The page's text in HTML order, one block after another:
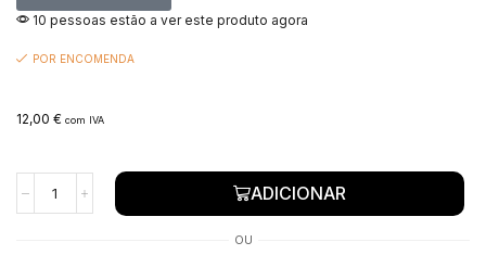
10 pessoas estão a ver este produto agora
POR ENCOMENDA
12,00 € com IVA
ADICIONAR
OU